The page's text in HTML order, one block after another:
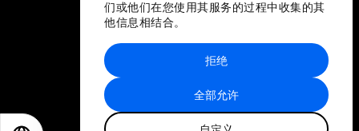
们或他们在您使用其服务的过程中收集的其
他信息相结合。
全部允许
拒绝
站点地图